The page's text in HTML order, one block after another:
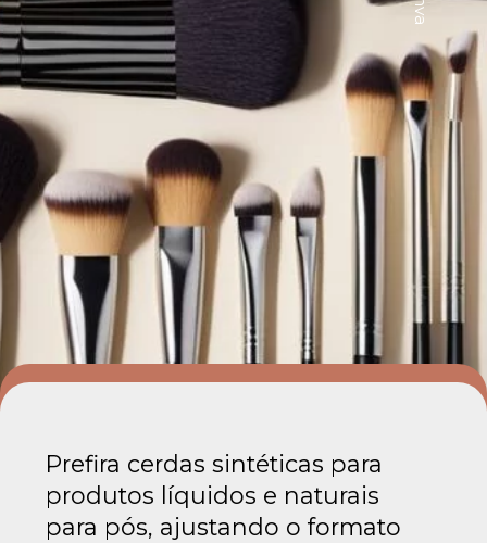
Prefira cerdas sintéticas para
produtos líquidos e naturais
para pós, ajustando o formato